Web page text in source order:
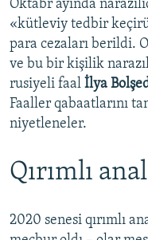
Oktâbr ayında
«kütleviy tedbir
para cezaları berildi.
ve bu bir kişilik
rusiyeli faal İlya
Faaller qabaatlarını
niyetleneler.
Qırımlı
2020 senesi qırımlı